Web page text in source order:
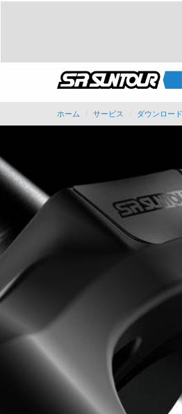
ホーム サービス ダウンロー